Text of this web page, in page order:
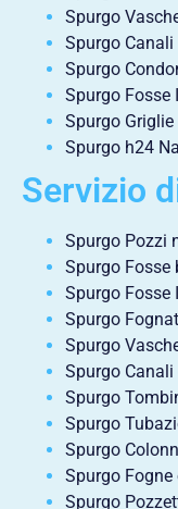
Spurgo
Spurgo Canali
Spurgo
Spurgo
Spurgo
Spurgo h24
Servizio
Spurgo Pozzi
Spurgo Fosse
Spurgo Fosse
Spurgo
Spurgo
Spurgo
Spurgo
Spurgo
Spurgo
Spurgo
Spurgo